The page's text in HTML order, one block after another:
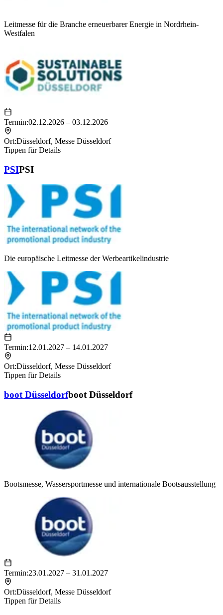
Leitmesse für die Branche erneuerbarer Energie in Nordrhein-
Westfalen
Termin:02.12.2026 – 03.12.2026
Ort:Düsseldorf, Messe Düsseldorf
Tippen für Details
PSIPSI
Die europäische Leitmesse der Werbeartikelindustrie
Termin:12.01.2027 – 14.01.2027
Ort:Düsseldorf, Messe Düsseldorf
Tippen für Details
boot Düsseldorfboot Düsseldorf
Bootsmesse, Wassersportmesse und internationale Bootsausstellung
Termin:23.01.2027 – 31.01.2027
Ort:Düsseldorf, Messe Düsseldorf
Tippen für Details